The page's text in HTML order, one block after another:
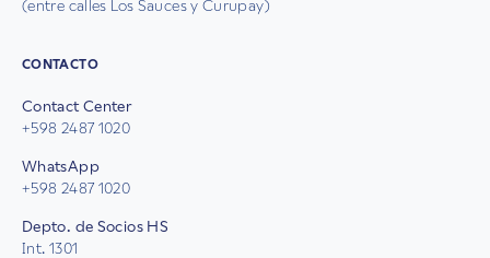
(entre calles Los Sauces y Curupay)
CONTACTO
Contact Center
+598 2487 1020
WhatsApp
+598 2487 1020
Depto. de Socios HS
Int. 1301